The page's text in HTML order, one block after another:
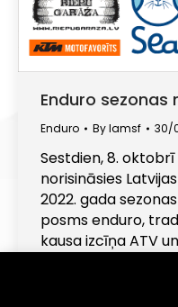
Enduro sezonas
Enduro Bylamsf 30/
Sestdien, 8.
norisināsies
2022. gada
posms enduro,
kausa izcīņa ATV